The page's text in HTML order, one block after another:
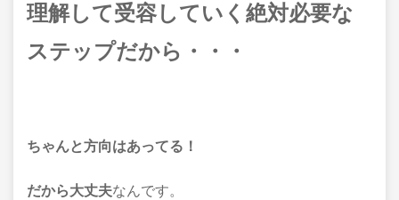
理解して受容していく絶対必要な
ステップだから・・・
ちゃんと方向はあってる！
だから大丈夫なんです。